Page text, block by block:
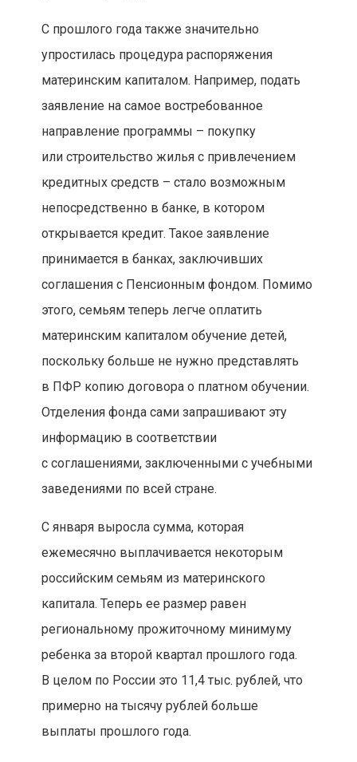
С прошлого года также значительно
упростилась процедура распоряжения
материнским капиталом. Например, подать
заявление на самое востребованное
направление программы – покупку
или строительство жилья с привлечением
кредитных средств – стало возможным
непосредственно в банке, в котором
открывается кредит. Такое заявление
принимается в банках, заключивших
соглашения с Пенсионным фондом. Помимо
этого, семьям теперь легче оплатить
материнским капиталом обучение детей,
поскольку больше не нужно представлять
в ПФР копию договора о платном обучении.
Отделения фонда сами запрашивают эту
информацию в соответствии
с соглашениями, заключенными с учебными
заведениями по всей стране.
С января выросла сумма, которая
ежемесячно выплачивается некоторым
российским семьям из материнского
капитала. Теперь ее размер равен
региональному прожиточному минимуму
ребенка за второй квартал прошлого года.
В целом по России это 11,4 тыс. рублей, что
примерно на тысячу рублей больше
выплаты прошлого года.